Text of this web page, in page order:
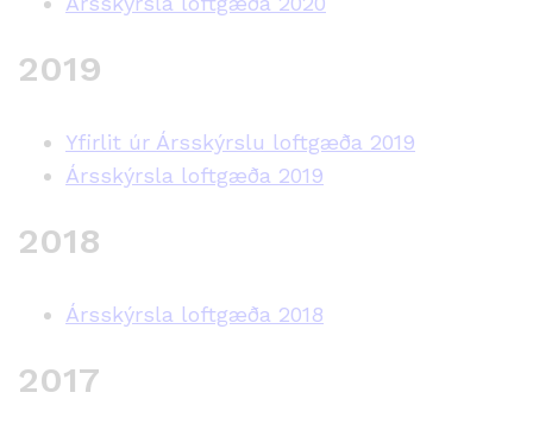
2019
Yfirlit úr Ársskýrslu loftgæða 2019
Ársskýrsla loftgæða 2019
2018
Ársskýrsla loftgæða 2018
2017